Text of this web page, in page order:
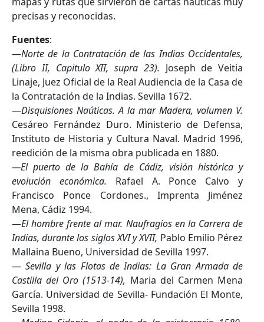
precisas y reconocidas.
Fuentes:
—Norte de la Contratación de las Indias Occidentales,
(Libro II, Capitulo XII, supra 23). Joseph de Veitia
Linaje, Juez Oficial de la Real Audiencia de la Casa de
la Contratación de la Indias. Sevilla 1672.
—Disquisiones Naúticas. A la mar Madera, volumen V.
Cesáreo Fernández Duro. Ministerio de Defensa,
Instituto de Historia y Cultura Naval. Madrid 1996,
reedición de la misma obra publicada en 1880.
—El puerto de la Bahía de Cádiz, visión histórica y
evolución económica. Rafael A. Ponce Calvo y
Francisco Ponce Cordones., Imprenta Jiménez
Mena, Cádiz 1994.
—El hombre frente al mar. Naufragios en la Carrera de
Indias, durante los siglos XVI y XVII, Pablo Emilio Pérez
Mallaina Bueno, Universidad de Sevilla 1997.
—Sevilla y las Flotas de Indias: La Gran Armada de
Castilla del Oro (1513-14), Maria del Carmen Mena
García. Universidad de Sevilla- Fundación El Monte,
Sevilla 1998.